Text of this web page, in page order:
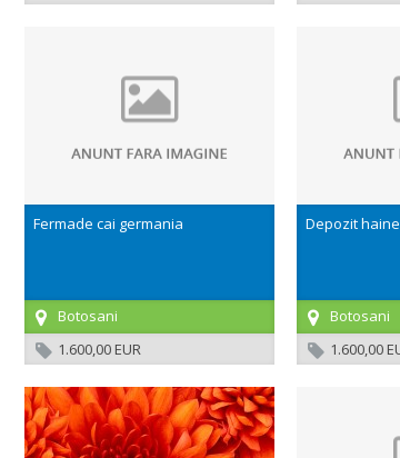
Fermade cai germania
Botosani
1.600,00 EUR
Depozit
Botosani
1.600,00